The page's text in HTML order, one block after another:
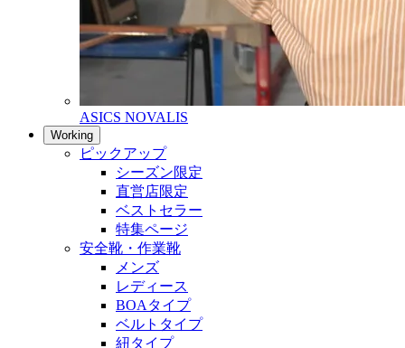
ASICS NOVALIS
Working
ピックアップ
シーズン限定
直営店限定
ベストセラー
特集ページ
安全靴・作業靴
メンズ
レディース
BOAタイプ
ベルトタイプ
紐タイプ